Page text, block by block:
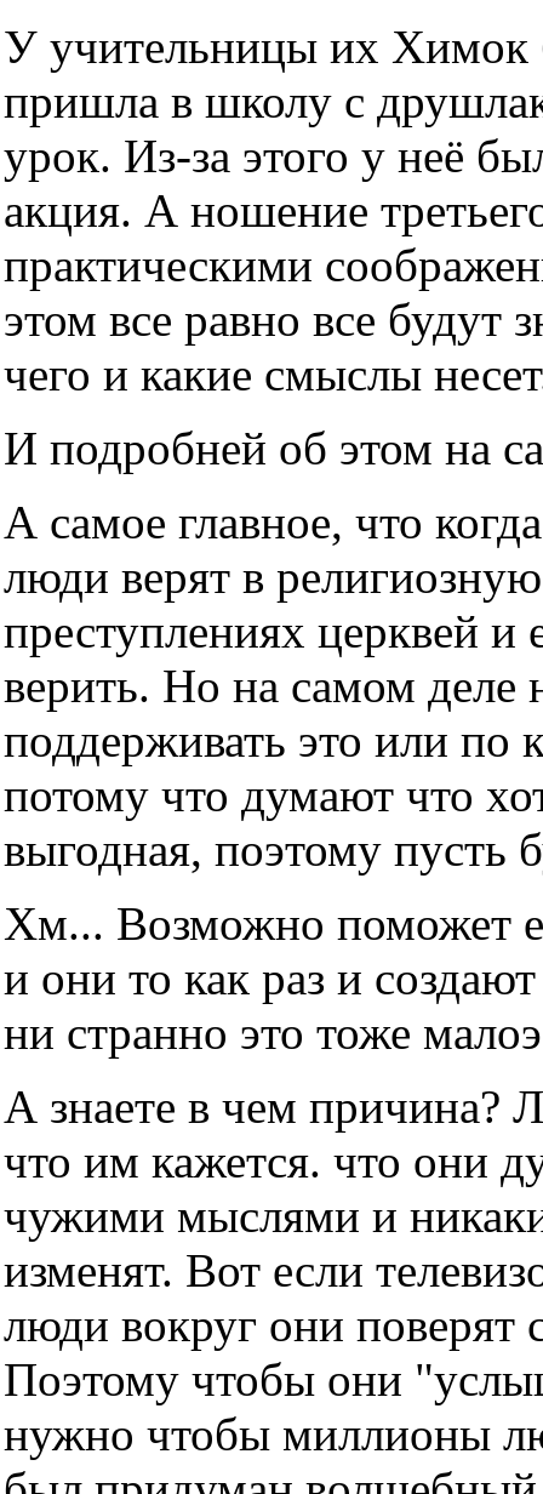
У учительницы их Химок
пришла в школу с
урок. Из-за этого у неё
акция. А ношение
практическими
этом все равно все будут
чего и какие смыслы
И подробней об этом на
А самое главное, что
люди верят в
преступлениях церквей и
верить. Но на самом деле
поддерживать это или по
потому что думают что
выгодная, поэтому пусть
Хм... Возможно поможет
и они то как раз и
ни странно это тоже
А знаете в чем причина?
что им кажется. что они
чужими мыслями и
изменят. Вот если
люди вокруг они поверят
Поэтому чтобы они
нужно чтобы миллионы